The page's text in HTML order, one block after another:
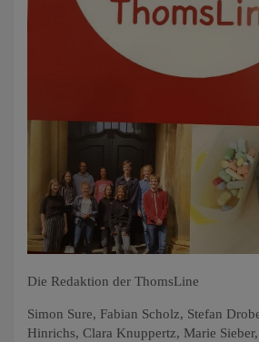
Die Redaktion der ThomsLine
Simon Sure, Fabian Scholz, Stefan
Hinrichs, Clara Knuppertz, Marie